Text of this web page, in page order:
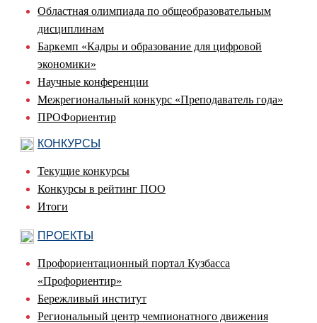
Областная олимпиада по общеобразовательным
дисциплинам
Баркемп «Кадры и образование для цифровой
экономики»
Научные конференции
Межрегиональный конкурс «Преподаватель года»
ПРОФориентир
КОНКУРСЫ
Текущие конкурсы
Конкурсы в рейтинг ПОО
Итоги
ПРОЕКТЫ
Профориентационный портал Кузбасса
«Профориентир»
Бережливый институт
Региональный центр чемпионатного движения